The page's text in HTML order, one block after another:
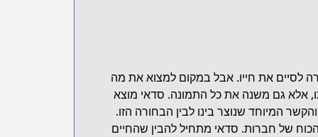
לסיים את חייו. אבל במקום למצוא את מה
אלא גם משנה את כל התמונה. סדאי מוצא
המיוחד שנוצר בינו לבין הבחורה הזו.
של חברות. סדאי מתחיל להבין שהחיים